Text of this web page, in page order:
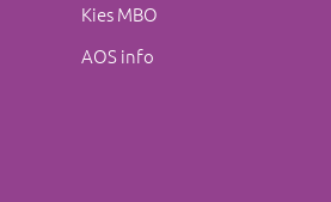
Kies MBO
AOS info